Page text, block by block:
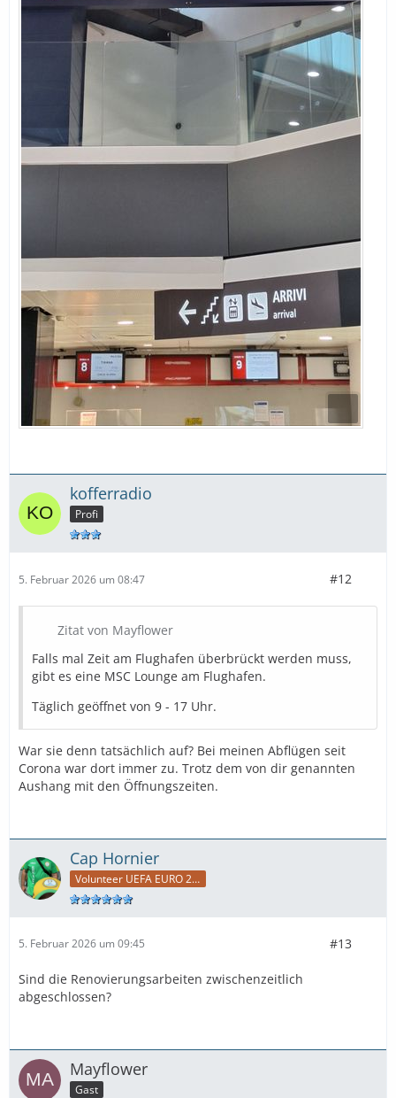
kofferradio
Profi
5. Februar 2026 um 08:47 #12
Zitat von Mayflower
Falls mal Zeit am Flughafen überbrückt werden muss,
gibt es eine MSC Lounge am Flughafen.
Täglich geöffnet von 9 - 17 Uhr.
War sie denn tatsächlich auf? Bei meinen Abflügen seit
Corona war dort immer zu. Trotz dem von dir genannten
Aushang mit den Öffnungszeiten.
Cap Hornier
Volunteer UEFA EURO 2024
5. Februar 2026 um 09:45 #13
Sind die Renovierungsarbeiten zwischenzeitlich
abgeschlossen?
Mayflower
Gast